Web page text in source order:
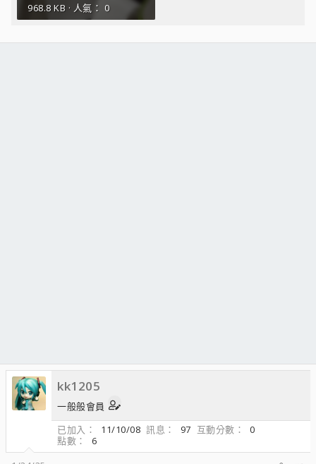
968.8 KB · 人氣： 0
kk1205
一般般會員
已加入
11/10/08 訊息 97 互動分數
0
點數
6